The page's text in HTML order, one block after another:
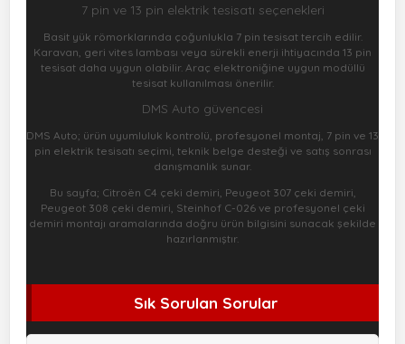
7 pin ve 13 pin elektrik tesisatı seçenekleri
Basit yük römorklarında çoğunlukla 7 pin tesisat tercih edilir.
Karavan, geri vites lambası veya sürekli enerji ihtiyacında 13 pin
tesisat daha uygun olabilir. Araç elektroniğine uygun modüllü
tesisat kullanılması önerilir.
DMS Auto güvencesi
DMS Auto; ürün uyumluluk kontrolü, profesyonel montaj, 7 pin ve 13
pin elektrik tesisatı seçimi, teknik belge desteği ve satış sonrası
danışmanlık sunar.
Bu sayfa; Citroën C4 çeki demiri, Peugeot 307 çeki demiri,
Peugeot 308 çeki demiri, Steinhof C-026 ve profesyonel çeki
demiri montajı aramalarında doğru ürün bilgisini sunacak şekilde
hazırlanmıştır.
Sık Sorulan Sorular